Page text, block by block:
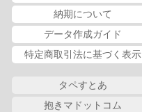
納期について
データ作成ガイド
特定商取引法に基づく表示
タペすとあ
抱きマドットコム